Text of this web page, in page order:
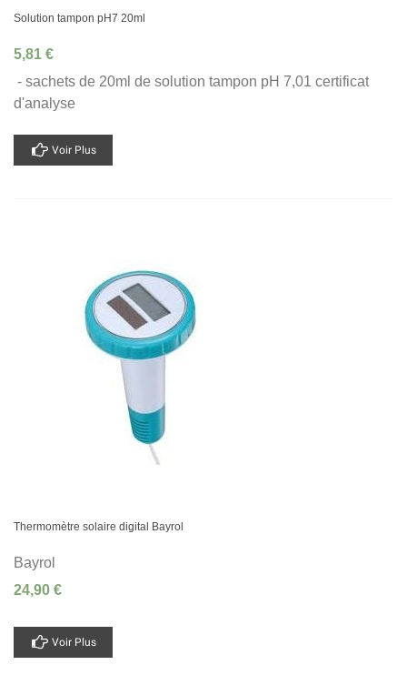
Solution tampon pH7 20ml
5,81 €
- sachets de 20ml de solution tampon pH 7,01 certificat
d'analyse
Voir Plus
Thermomètre solaire digital Bayrol
Bayrol
24,90 €
Voir Plus